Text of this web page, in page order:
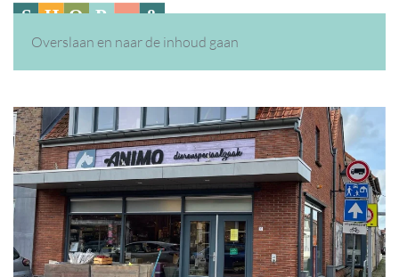
Overslaan en naar de inhoud gaan